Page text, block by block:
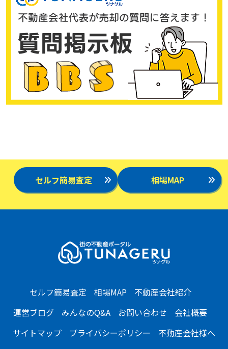
セルフ簡易査定 相場MAP
セルフ簡易査定 相場MAP
不動産会社紹介
運営ブログ
みんなのQ&A お問い合わせ
会社概要
サイトマップ
プライバシーポリシー 不動産会社様へ